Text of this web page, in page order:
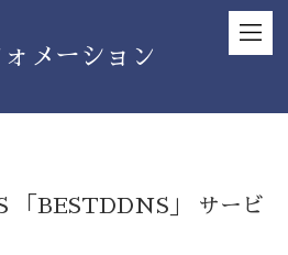
メーション
「BESTDDNS」 サービ